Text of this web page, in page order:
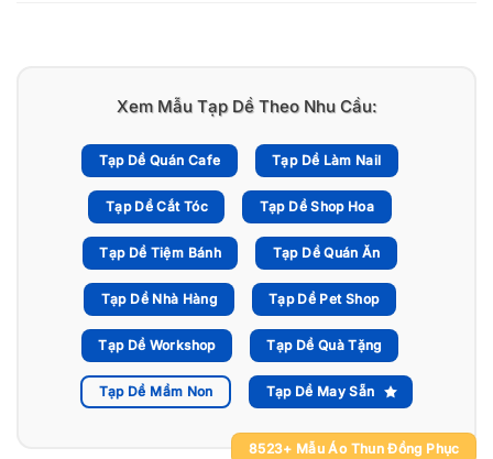
Xem Mẫu Tạp Dề Theo Nhu Cầu:
Tạp Dề Quán Cafe Tạp Dề Làm Nail
Tạp Dề Cắt Tóc Tạp Dề Shop Hoa
Tạp Dề Tiệm Bánh Tạp Dề Quán Ăn
Tạp Dề Nhà Hàng Tạp Dề Pet Shop
Tạp Dề Workshop Tạp Dề Quà Tặng
Tạp Dề Mầm Non Tạp Dề May Sẵn
8523+ Mẫu Áo Thun Đồng Phục